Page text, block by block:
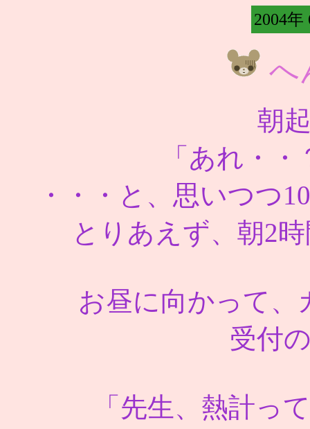
2004年
へ
朝
「あれ・
・・・と、思いつつ
とりあえず、朝2
お昼に向かって、
受付
「先生、熱計っ